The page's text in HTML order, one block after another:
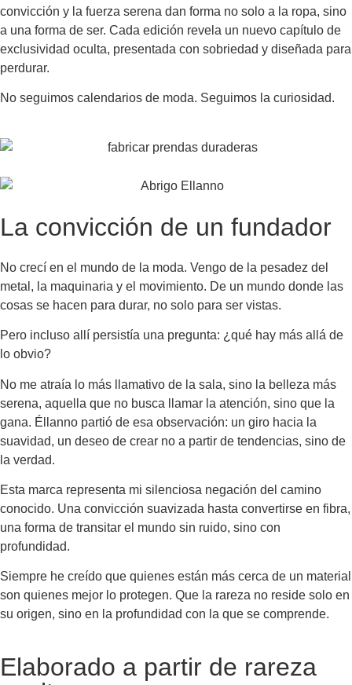
convicción y la fuerza serena dan forma no solo a la ropa, sino
a una forma de ser. Cada edición revela un nuevo capítulo de
exclusividad oculta, presentada con sobriedad y diseñada para
perdurar.
No seguimos calendarios de moda. Seguimos la curiosidad.
La convicción de un fundador
No crecí en el mundo de la moda. Vengo de la pesadez del
metal, la maquinaria y el movimiento. De un mundo donde las
cosas se hacen para durar, no solo para ser vistas.
Pero incluso allí persistía una pregunta: ¿qué hay más allá de
lo obvio?
No me atraía lo más llamativo de la sala, sino la belleza más
serena, aquella que no busca llamar la atención, sino que la
gana. Éllanno partió de esa observación: un giro hacia la
suavidad, un deseo de crear no a partir de tendencias, sino de
la verdad.
Esta marca representa mi silenciosa negación del camino
conocido. Una convicción suavizada hasta convertirse en fibra,
una forma de transitar el mundo sin ruido, sino con
profundidad.
Siempre he creído que quienes están más cerca de un material
son quienes mejor lo protegen. Que la rareza no reside solo en
su origen, sino en la profundidad con la que se comprende.
Elaborado a partir de rareza